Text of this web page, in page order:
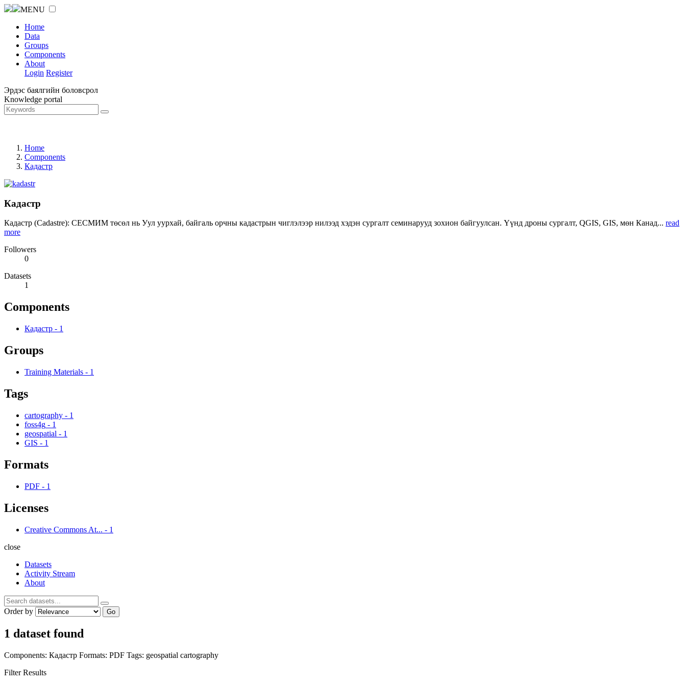
MENU
Home
Data
Groups
Components
About
Login Register
Эрдэс баялгийн боловсрол
Knowledge portal
Home
Components
Кадастр
Кадастр
Кадастр (Cadastre): СЕСМИМ төсөл нь Уул уурхай, байгаль орчны кадастрын чиглэлээр нилээд хэдэн сургалт семинарууд зохион байгуулсан. Үүнд дроны сургалт, QGIS, GIS, мөн Канад... read
more
Followers
0
Datasets
1
Components
Кадастр - 1
Groups
Training Materials - 1
Tags
cartography - 1
foss4g - 1
geospatial - 1
GIS - 1
Formats
PDF - 1
Licenses
Creative Commons At... - 1
close
Datasets
Activity Stream
About
Order by Go
1 dataset found
Components: Кадастр Formats: PDF Tags: geospatial cartography
Filter Results